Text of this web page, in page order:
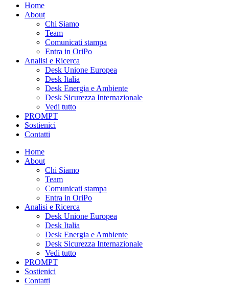
Home
About
Chi Siamo
Team
Comunicati stampa
Entra in OriPo
Analisi e Ricerca
Desk Unione Europea
Desk Italia
Desk Energia e Ambiente
Desk Sicurezza Internazionale
Vedi tutto
PROMPT
Sostienici
Contatti
Home
About
Chi Siamo
Team
Comunicati stampa
Entra in OriPo
Analisi e Ricerca
Desk Unione Europea
Desk Italia
Desk Energia e Ambiente
Desk Sicurezza Internazionale
Vedi tutto
PROMPT
Sostienici
Contatti